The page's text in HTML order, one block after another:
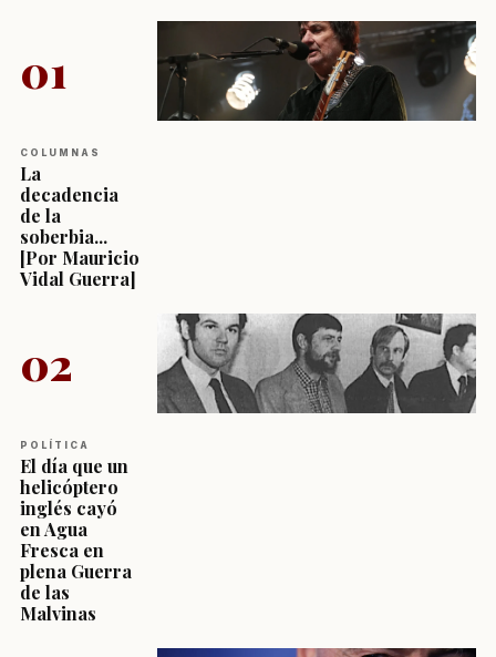
01
COLUMNAS
La
decadencia
de la
soberbia...
[Por Mauricio
Vidal Guerra]
02
POLÍTICA
El día que un
helicóptero
inglés cayó
en Agua
Fresca en
plena Guerra
de las
Malvinas